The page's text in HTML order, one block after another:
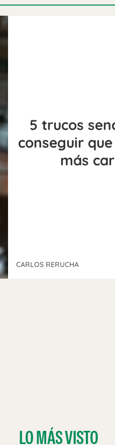
5 trucos
conseguir
más
CARLOS RERUCHA
LO MÁS VISTO